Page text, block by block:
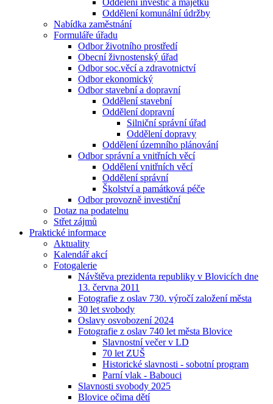
Oddělení investic a majetku
Oddělení komunální údržby
Nabídka zaměstnání
Formuláře úřadu
Odbor životního prostředí
Obecní živnostenský úřad
Odbor soc.věcí a zdravotnictví
Odbor ekonomický
Odbor stavební a dopravní
Oddělení stavební
Oddělení dopravní
Silniční správní úřad
Oddělení dopravy
Oddělení územního plánování
Odbor správní a vnitřních věcí
Oddělení vnitřních věcí
Oddělení správní
Školství a památková péče
Odbor provozně investiční
Dotaz na podatelnu
Střet zájmů
Praktické informace
Aktuality
Kalendář akcí
Fotogalerie
Návštěva prezidenta republiky v Blovicích dne
13. června 2011
Fotografie z oslav 730. výročí založení města
30 let svobody
Oslavy osvobození 2024
Fotografie z oslav 740 let města Blovice
Slavnostní večer v LD
70 let ZUŠ
Historické slavnosti - sobotní program
Parní vlak - Babouci
Slavnosti svobody 2025
Blovice očima dětí